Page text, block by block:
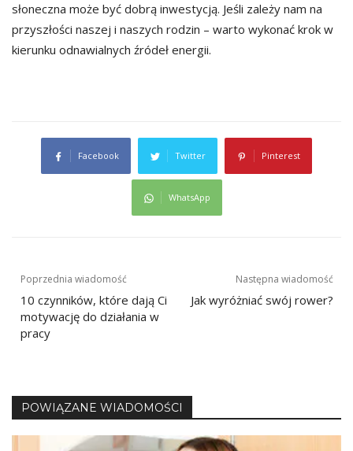
słoneczna może być dobrą inwestycją. Jeśli zależy nam na
przyszłości naszej i naszych rodzin – warto wykonać krok w
kierunku odnawialnych źródeł energii.
Facebook Twitter Pinterest
WhatsApp
Nawigacja
wpisu
Poprzednia wiadomość
10 czynników, które dają Ci
motywację do działania w
pracy
Następna wiadomość
Jak wyróżniać swój rower?
POWIĄZANE WIADOMOŚCI